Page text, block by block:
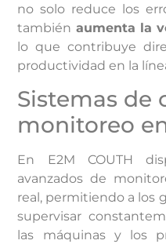
no solo reduce los
también aumenta la
lo que contribuye
productividad en la
Sistemas de
monitoreo
En E2M COUTH
avanzados de
real, permitiendo a los
supervisar
las máquinas y los